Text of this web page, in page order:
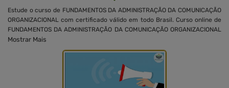
Estude o curso de FUNDAMENTOS DA ADMINISTRAÇÃO DA COMUNICAÇÃO
ORGANIZACIONAL com certificado válido em todo Brasil. Curso online de
FUNDAMENTOS DA ADMINISTRAÇÃO DA COMUNICAÇÃO ORGANIZACIONAL
Mostrar Mais